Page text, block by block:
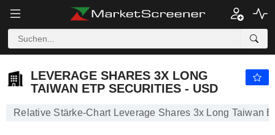
LEVERAGE SHARES 3X LONG
TAIWAN ETP SECURITIES - USD
Relative Stärke-Chart Leverage Shares 3x Long Taiwan